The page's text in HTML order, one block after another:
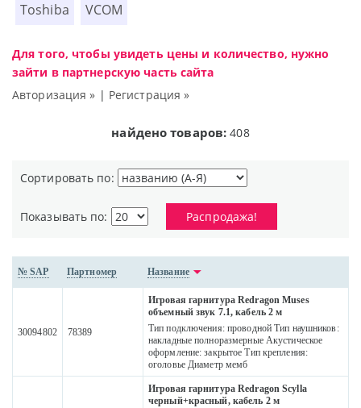
Toshiba VCOM
Для того, чтобы увидеть цены и количество, нужно
зайти в партнерскую часть сайта
Авторизация » | Регистрация »
найдено товаров: 408
Сортировать по:
Показывать по: Распродажа!
№ SAP Партномер Название
30094802 78389
Игровая гарнитура Redragon Muses
объемный звук 7.1, кабель 2 м
Тип подключения: проводной Тип наушников:
накладные полноразмерные Акустическое
оформление: закрытое Тип крепления:
оголовье Диаметр мемб
Игровая гарнитура Redragon Scylla
черный+красный, кабель 2 м